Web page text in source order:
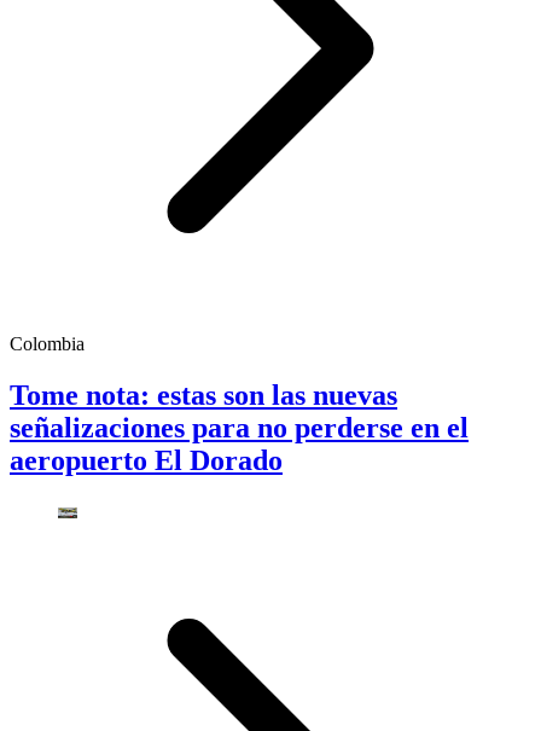
Colombia
Tome nota: estas son las nuevas
señalizaciones para no perderse en el
aeropuerto El Dorado